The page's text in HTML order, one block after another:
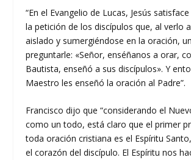
“En el Evangelio de Lucas, Jesús
la petición de los discípulos que, al verlo
aislado y sumergiéndose en la oración,
preguntarle: «Señor, enséñanos a orar,
Bautista, enseñó a sus discípulos». Y
Maestro les enseñó la oración al Padre”.
Francisco dijo que “considerando el
como un todo, está claro que el primer
toda oración cristiana es el Espíritu
el corazón del discípulo. El Espíritu nos